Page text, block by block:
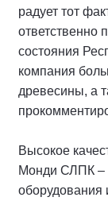
радует тот
ответственно
состояния
компания
древесины, а
Высокое
Монди СЛПК –
оборудования